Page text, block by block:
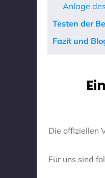
Anlage
Testen der
Fazit und
Die offiziellen
Für uns sind